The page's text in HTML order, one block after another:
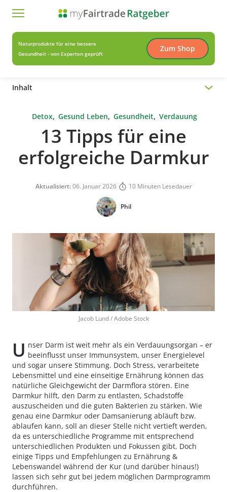
Naturprodukte für eine bessere
Gesundheit - von Experten geprüft
Zum Shop
Inhalt
Detox, Gesund Leben, Gesundheit, Verdauung
13 Tipps für eine
erfolgreiche Darmkur
Aktualisiert:06. Januar 2026 10 Minuten Lesedauer
Phil
Jacob Lund / Adobe Stock
U nser Darm ist weit mehr als ein Verdauungsorgan – er
beeinflusst unser Immunsystem, unser Energielevel
und sogar unsere Stimmung. Doch Stress, verarbeitete
Lebensmittel und eine einseitige Ernährung können das
natürliche Gleichgewicht der Darmflora stören. Eine
Darmkur hilft, den Darm zu entlasten, Schadstoffe
auszuscheiden und die guten Bakterien zu stärken. Wie
genau eine Darmkur oder Damsanierung abläuft bzw.
ablaufen kann, soll an dieser Stelle nicht vertieft werden,
da es unterschiedliche Programme mit entsprechend
unterschiedlichen Produkten und Fokussen gibt. Doch
einige Tipps und Empfehlungen zu Ernährung &
Lebenswandel während der Kur (und darüber hinaus!)
lassen sich sehr gut bei jedem möglichen Darmprogramm
durchführen.